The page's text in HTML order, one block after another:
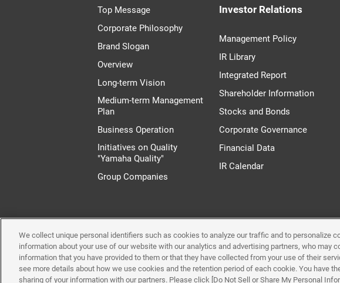
Top Message
Corporate Philosophy
Brand Slogan
Overview
Long-term Vision
Medium-term Management
Plan
Business Operation
Initiatives on Quality
"Yamaha Quality"
Group Companies
Investor Relations
Management Policy
IR Library
Integrated Report
Shareholder Information
Stocks and Bonds
Corporate Governance
Financial Data
IR Calendar
Terms of Use System Requirements &
We collect unique personal identifiers such as cookies to analyze our traffic and to personalize
information about your use of our website with our analytics and advertising partners, who may
information that you have provided to them or that they have collected from your use of their
see more details about how we use cookies and the retention period of each cookie. You have
sharing of your information with our partners. Please click [Do Not Sell or Share My Personal